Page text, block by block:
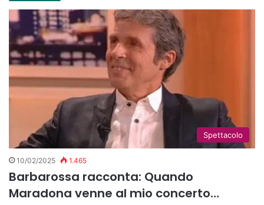
Spettacolo
10/02/2025 1.465
Barbarossa racconta: Quando
Maradona venne al mio concerto…